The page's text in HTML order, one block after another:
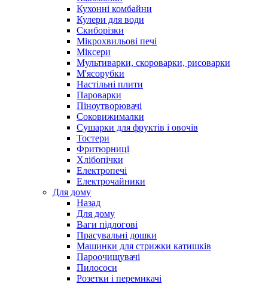
Кухонні комбайни
Кулери для води
Скиборізки
Мікрохвильові печі
Міксери
Мультиварки, скороварки, рисоварки
М'ясорубки
Настільні плити
Пароварки
Піноутворювачі
Соковижималки
Сушарки для фруктів і овочів
Тостери
Фритюрниці
Хлібопічки
Електропечі
Електрочайники
Для дому
Назад
Для дому
Ваги підлогові
Прасувальні дошки
Машинки для стрижки катишків
Пароочищувачі
Пилососи
Розетки і перемикачі